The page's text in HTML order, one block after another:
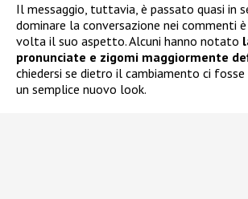
Il messaggio, tuttavia, è passato quasi in
dominare la conversazione nei commenti
volta il suo aspetto. Alcuni hanno notato
pronunciate e zigomi maggiormente
chiedersi se dietro il cambiamento ci fosse
un semplice nuovo look.